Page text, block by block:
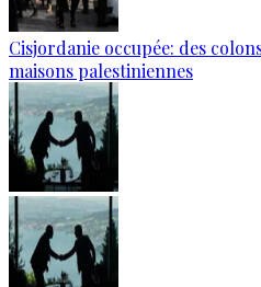
Cisjordanie occupée: des
maisons palestiniennes